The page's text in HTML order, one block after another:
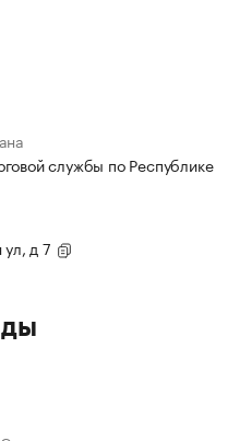
службы по Республике
д 7